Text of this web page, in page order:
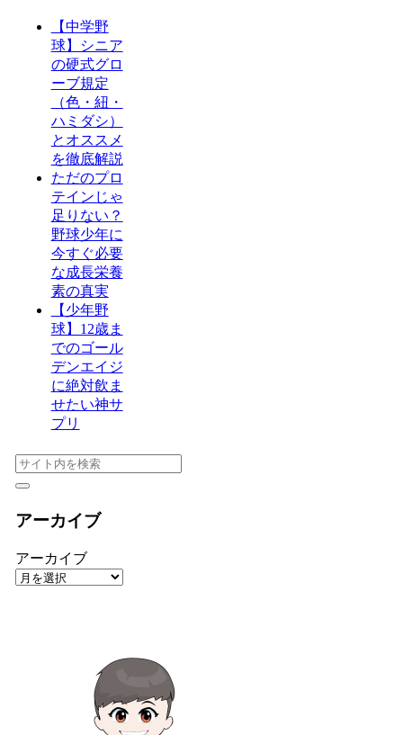
【中学野
球】シニア
の硬式グロ
ーブ規定
（色・紐・
ハミダシ）
とオススメ
を徹底解説
ただのプロ
テインじゃ
足りない？
野球少年に
今すぐ必要
な成長栄養
素の真実
【少年野
球】12歳ま
でのゴール
デンエイジ
に絶対飲ま
せたい神サ
プリ
アーカイブ
アーカイブ